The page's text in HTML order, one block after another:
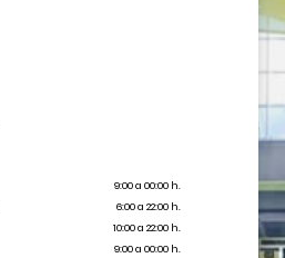
9:00 a 00:00 h.
6:00 a 22:00 h.
10:00 a 22:00 h.
9:00 a 00:00 h.